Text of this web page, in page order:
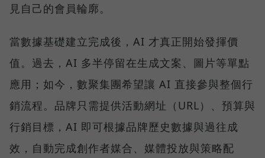
見自己的會員輪廓。
當數據基礎建立完成後，AI 才真正開始發揮價
值。過去，AI 多半停留在生成文案、圖片等單點
應用；如今，數聚集團希望讓 AI 直接參與整個行
銷流程。品牌只需提供活動網址（URL）、預算與
行銷目標，AI 即可根據品牌歷史數據與過往成
效，自動完成創作者媒合、媒體投放與策略配